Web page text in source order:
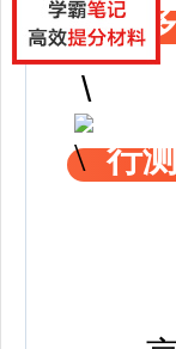
更
行